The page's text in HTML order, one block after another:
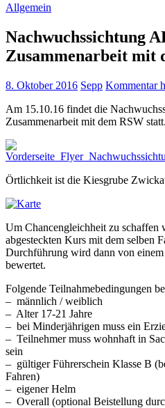
Allgemein
Nachwuchssichtung
Zusammenarbeit mit
8. Oktober 2016 Sepp Kommentar
Am 15.10.16 findet die
Zusammenarbeit mit dem RSW statt.
Örtlichkeit ist die Kiesgrube
Um Chancengleichheit zu schaffen
abgesteckten Kurs mit dem selben
Durchführung wird dann von
bewertet.
Folgende Teilnahmebedingungen
– männlich / weiblich
– Alter 17-21 Jahre
– bei Minderjährigen muss ein
– Teilnehmer muss wohnhaft in
sein
– gültiger Führerschein Klasse B
Fahren)
– eigener Helm
– Overall (optional Beistellung